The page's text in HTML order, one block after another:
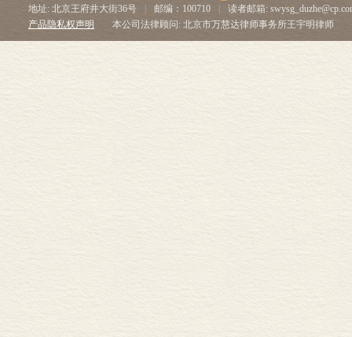
地址: 北京王府井大街36号 邮编：100710
读者邮箱:
产品隐私权声明
本公司法律顾问: 北京市万慧达律师事务所王宇明律师